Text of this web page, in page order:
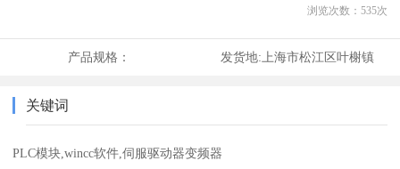
浏览次数： 535次
产品规格： 发货地: 上海市松江区叶榭镇
关键词
PLC模块,wincc软件,伺服驱动器变频器